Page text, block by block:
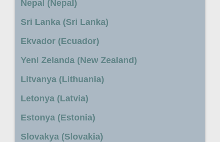
Nepal (Nepal)
Sri Lanka (Sri Lanka)
Ekvador (Ecuador)
Yeni Zelanda (New Zealand)
Litvanya (Lithuania)
Letonya (Latvia)
Estonya (Estonia)
Slovakya (Slovakia)